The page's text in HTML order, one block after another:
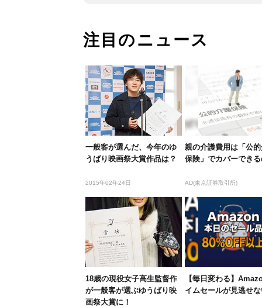
注目のニュース
一般客が選んだ、今年のゆ
うばり映画祭大賞作品は？
2015年02年24日
親の介護費用は「公
保険」でカバーでき
AD(東京証券取引所)
18歳の現役女子高生監督作
が一般客が選ぶゆうばり映
画祭大賞に！
【毎日変わる】
イムセールが見逃せ